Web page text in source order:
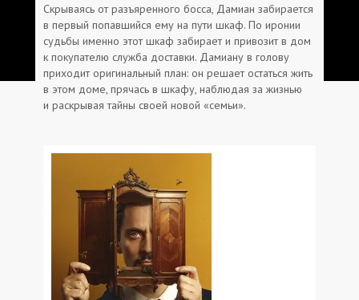
Скрываясь от разъяренного босса, Дамиан забирается
в первый попавшийся ему на пути шкаф. По иронии
судьбы именно этот шкаф забирает и привозит в дом
к покупателю служба доставки. Дамиану в голову
приходит оригинальный план: он решает остаться жить
в этом доме, прячась в шкафу, наблюдая за жизнью
и раскрывая тайны своей новой «семьи».